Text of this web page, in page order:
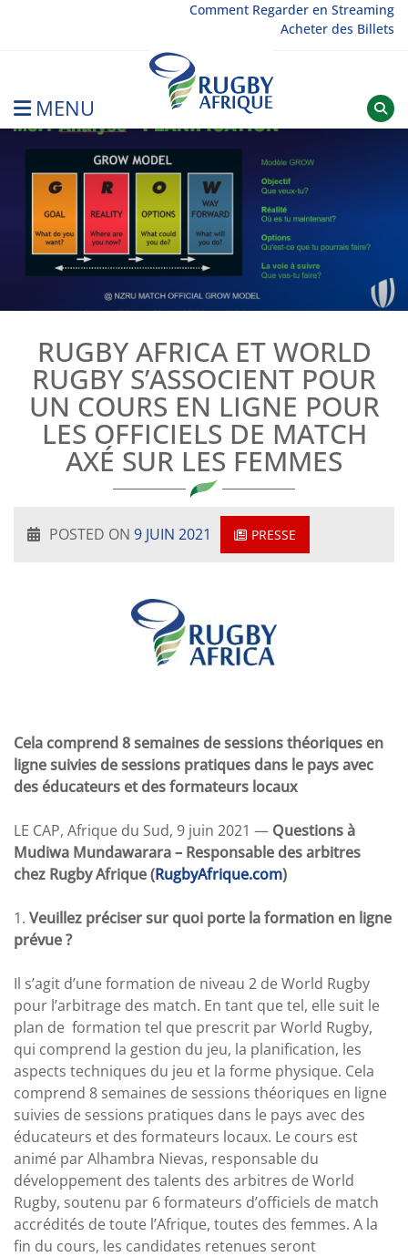
Comment Regarder en Streaming
Acheter des Billets
MENU
RUGBY AFRICA ET WORLD
RUGBY S’ASSOCIENT POUR
UN COURS EN LIGNE POUR
LES OFFICIELS DE MATCH
AXÉ SUR LES FEMMES
POSTED ON 9 JUIN 2021 PRESSE
Cela comprend 8 semaines de sessions théoriques en
ligne suivies de sessions pratiques dans le pays avec
des éducateurs et des formateurs locaux
LE CAP, Afrique du Sud, 9 juin 2021 — Questions à
Mudiwa Mundawarara – Responsable des arbitres
chez Rugby Afrique (RugbyAfrique.com)
1. Veuillez préciser sur quoi porte la formation en ligne
prévue ?
Il s’agit d’une formation de niveau 2 de World Rugby
pour l’arbitrage des match. En tant que tel, elle suit le
plan de formation tel que prescrit par World Rugby,
qui comprend la gestion du jeu, la planification, les
aspects techniques du jeu et la forme physique. Cela
comprend 8 semaines de sessions théoriques en ligne
suivies de sessions pratiques dans le pays avec des
éducateurs et des formateurs locaux. Le cours est
animé par Alhambra Nievas, responsable du
développement des talents des arbitres de World
Rugby, soutenu par 6 formateurs d’officiels de match
accrédités de toute l’Afrique, toutes des femmes. A la
fin du cours, les candidates retenues seront